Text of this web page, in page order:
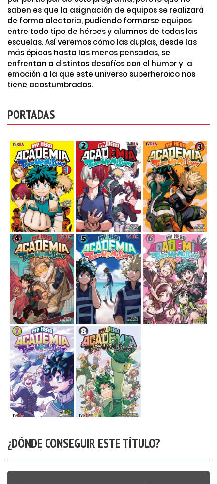
saben es que la asignación de equipos se realizará
de forma aleatoria, pudiendo formarse equipos
entre todo tipo de héroes y alumnos de todas las
escuelas. Así veremos cómo las duplas, desde las
más épicas hasta las menos pensadas, se
enfrentan a distintos desafíos con el humor y la
emoción a la que este universo superheroico nos
tiene acostumbrados.
PORTADAS
¿DÓNDE CONSEGUIR ESTE TÍTULO?